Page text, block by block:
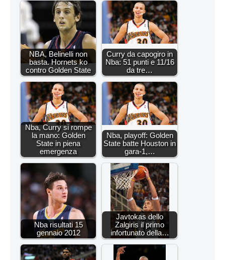
NBA, Belinelli non
basta. Hornets ko
contro Golden State
Curry da capogiro in
Nba: 51 punti e 11/16
da tre…
Nba, Curry si rompe
la mano: Golden
State in piena
emergenza
Nba, playoff: Golden
State batte Houston in
gara-1,…
Nba risultati 15
gennaio 2012
Javtokas dello
Zalgiris il primo
infortunato della…